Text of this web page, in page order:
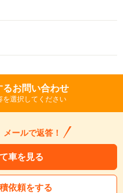
るお問い合わせ
を選択してください
ールで返答！
車を見る
依頼をする